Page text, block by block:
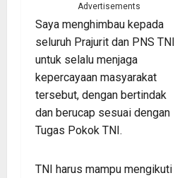
Advertisements
Saya menghimbau kepada
seluruh Prajurit dan PNS TNI
untuk selalu menjaga
kepercayaan masyarakat
tersebut, dengan bertindak
dan berucap sesuai dengan
Tugas Pokok TNI.
TNI harus mampu mengikuti